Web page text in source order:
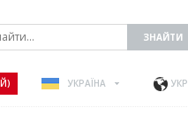
УКРАЇНА УКР